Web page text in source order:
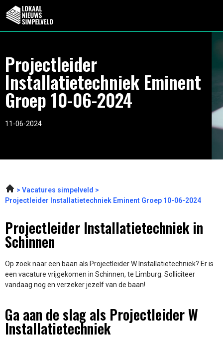
Projectleider
Installatietechniek Eminent
Groep 10-06-2024
11-06-2024
Vacatures simpelveld
Projectleider Installatietechniek Eminent Groep 10-06-2024
Projectleider Installatietechniek in
Schinnen
Op zoek naar een baan als Projectleider W Installatietechniek? Er is
een vacature vrijgekomen in Schinnen, te Limburg. Solliciteer
vandaag nog en verzeker jezelf van de baan!
Ga aan de slag als Projectleider W
Installatietechniek